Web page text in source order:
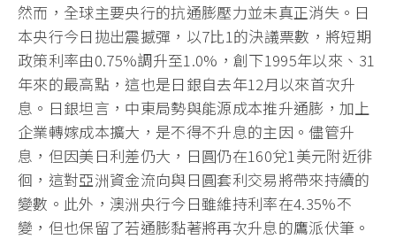
然而，全球主要央行的抗通膨壓力並未真正消失。日
本央行今日拋出震撼彈，以7比1的決議票數，將短期
政策利率由0.75%調升至1.0%，創下1995年以來、31
年來的最高點，這也是日銀自去年12月以來首次升
息。日銀坦言，中東局勢與能源成本推升通膨，加上
企業轉嫁成本擴大，是不得不升息的主因。儘管升
息，但因美日利差仍大，日圓仍在160兌1美元附近徘
徊，這對亞洲資金流向與日圓套利交易將帶來持續的
變數。此外，澳洲央行今日雖維持利率在4.35%不
變，但也保留了若通膨黏著將再次升息的鷹派伏筆。